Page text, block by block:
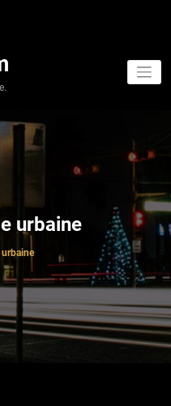
urbaine
urbaine